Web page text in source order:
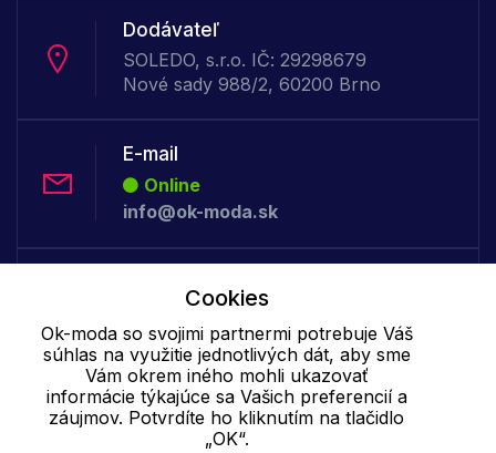
Dodávateľ
SOLEDO, s.r.o. IČ: 29298679
Nové sady 988/2, 60200 Brno
E-mail
Online
info@ok-moda.sk
Offline
+421 277 278 079
Cookie - podrobné nastavenie| Ďalšie informácie|Spracovanie
osobných údajov
Cookies
Ok-moda so svojimi partnermi potrebuje Váš
súhlas na využitie jednotlivých dát, aby sme
Vám okrem iného mohli ukazovať
informácie týkajúce sa Vašich preferencií a
záujmov. Potvrdíte ho kliknutím na tlačidlo
„OK“.